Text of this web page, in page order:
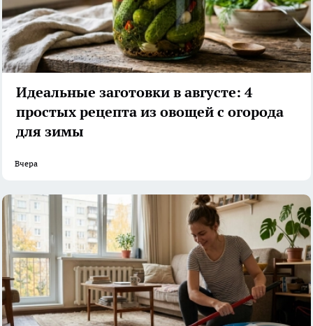
Идеальные заготовки в августе: 4
простых рецепта из овощей с огорода
для зимы
Вчера